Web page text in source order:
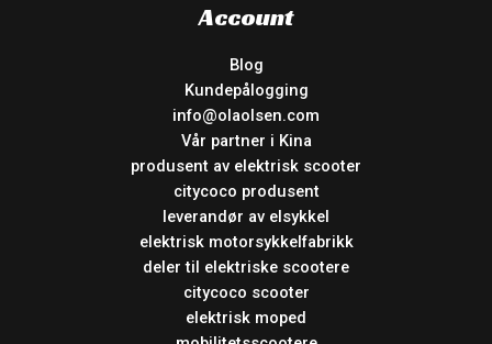
Account
Blog
Kundepålogging
info@olaolsen.com
Vår partner i Kina
produsent av elektrisk scooter
citycoco produsent
leverandør av elsykkel
elektrisk motorsykkelfabrikk
deler til elektriske scootere
citycoco scooter
elektrisk moped